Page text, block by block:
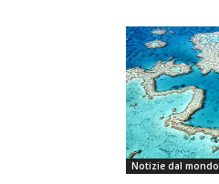
Notizie dal mondo